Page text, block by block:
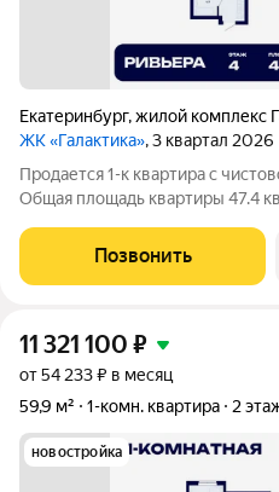
Екатеринбург,жилой комплекс
ЖК «Галактика», 3 квартал 2026
Продается 1-к квартира с
Общая площадь квартиры 47.4 кв. м, этаж 4 из 18. ЖК
«Космос» на проспекте
любит городскую
Позвонить
11 321 100 ₽
от 54 233 ₽ в месяц
59,9 м²
1-комн. квартира 2
новостройка